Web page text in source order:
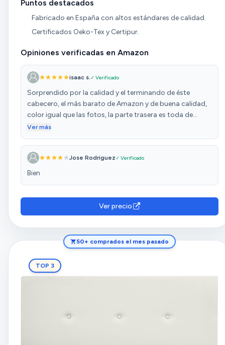
Puntos destacados
Fabricado en España con altos estándares de calidad.
Certificados Oeko-Tex y Certipur.
Opiniones verificadas en Amazon
isaac s.✓ Verificado
Sorprendido por la calidad y el terminando de éste
cabecero, el más barato de Amazon y de buena calidad,
color igual que las fotos, la parte trasera es toda de
madera, no es sólo un marco, si no todo, bien mulllido,
Ver más
Jose Rodriguez✓ Verificado
Bien
Ver precio
50+ comprados el mes pasado
TOP 3